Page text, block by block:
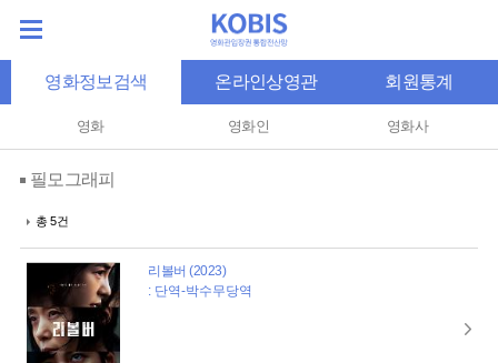
영화정보검색 온라인상영관 회원통계
영화 영화인 영화사
필모그래피
총 5건
리볼버 (2023)
: 단역-박수무당역